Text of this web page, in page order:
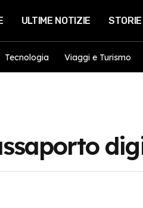
ULTIME NOTIZIE
Tecnologia Viaggi e Turismo